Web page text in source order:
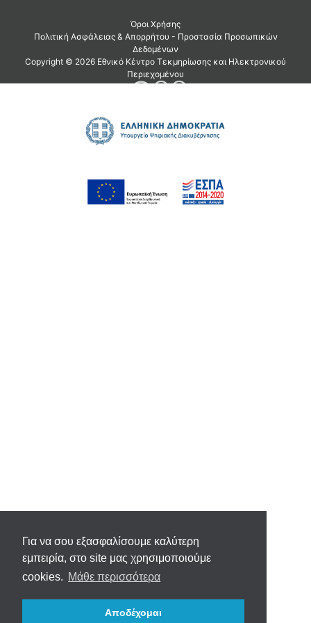
Για να σου εξασφαλίσουμε καλύτερη
εμπειρία, στο site μας χρησιμοποιούμε
cookies. Μάθε περισσότερα
Αποδέχομαι